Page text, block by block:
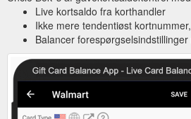
Live kortsaldo fra korthandler
Ikke mere tendentiøst
Balancer